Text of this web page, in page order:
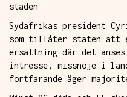
staden
Sydafrikas president
som tillåter staten att
ersättning där det
intresse, missnöje i
fortfarande äger